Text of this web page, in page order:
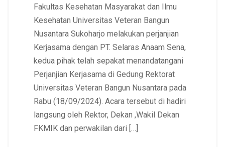
Fakultas Kesehatan Masyarakat dan Ilmu
Kesehatan Universitas Veteran Bangun
Nusantara Sukoharjo melakukan perjanjian
Kerjasama dengan PT. Selaras Anaam Sena,
kedua pihak telah sepakat menandatangani
Perjanjian Kerjasama di Gedung Rektorat
Universitas Veteran Bangun Nusantara pada
Rabu (18/09/2024). Acara tersebut di hadiri
langsung oleh Rektor, Dekan ,Wakil Dekan
FKMIK dan perwakilan dari […]